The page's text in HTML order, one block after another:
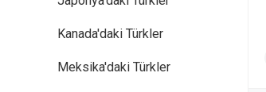
Kanada'daki Türkler
Meksika'daki Türkler